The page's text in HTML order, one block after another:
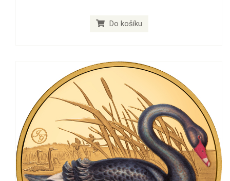
Do košíku